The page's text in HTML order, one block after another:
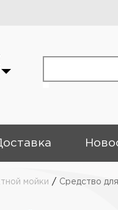
мойки / Средство